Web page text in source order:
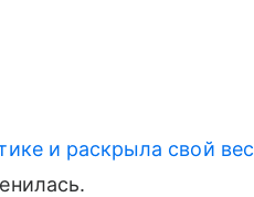
и раскрыла свой вес